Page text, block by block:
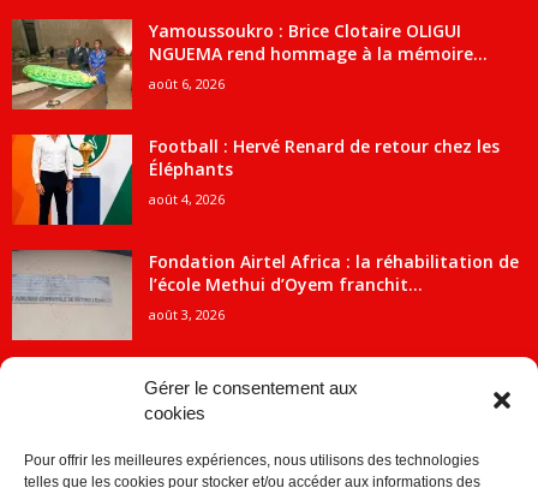
Gérer le consentement aux
cookies
Pour offrir les meilleures expériences, nous utilisons des technologies
telles que les cookies pour stocker et/ou accéder aux informations des
Yamoussoukro : Brice Clotaire OLIGUI
NGUEMA rend hommage à la mémoire...
août 6, 2026
Football : Hervé Renard de retour chez les
Éléphants
août 4, 2026
Fondation Airtel Africa : la réhabilitation de
l’école Methui d’Oyem franchit...
août 3, 2026
ACTUALITES